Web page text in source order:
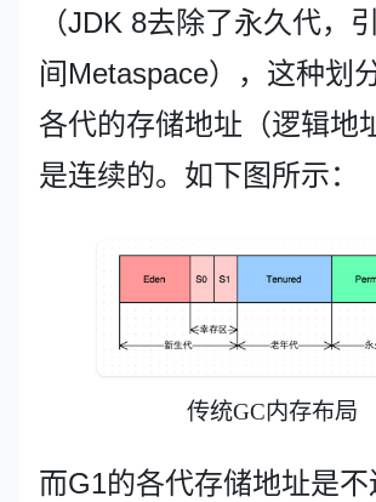
（JDK 8去除了永久代，
间Metaspace），这种划
各代的存储地址（逻辑地
是连续的。如下图所示：
传统GC内存布局
而G1的各代存储地址是不